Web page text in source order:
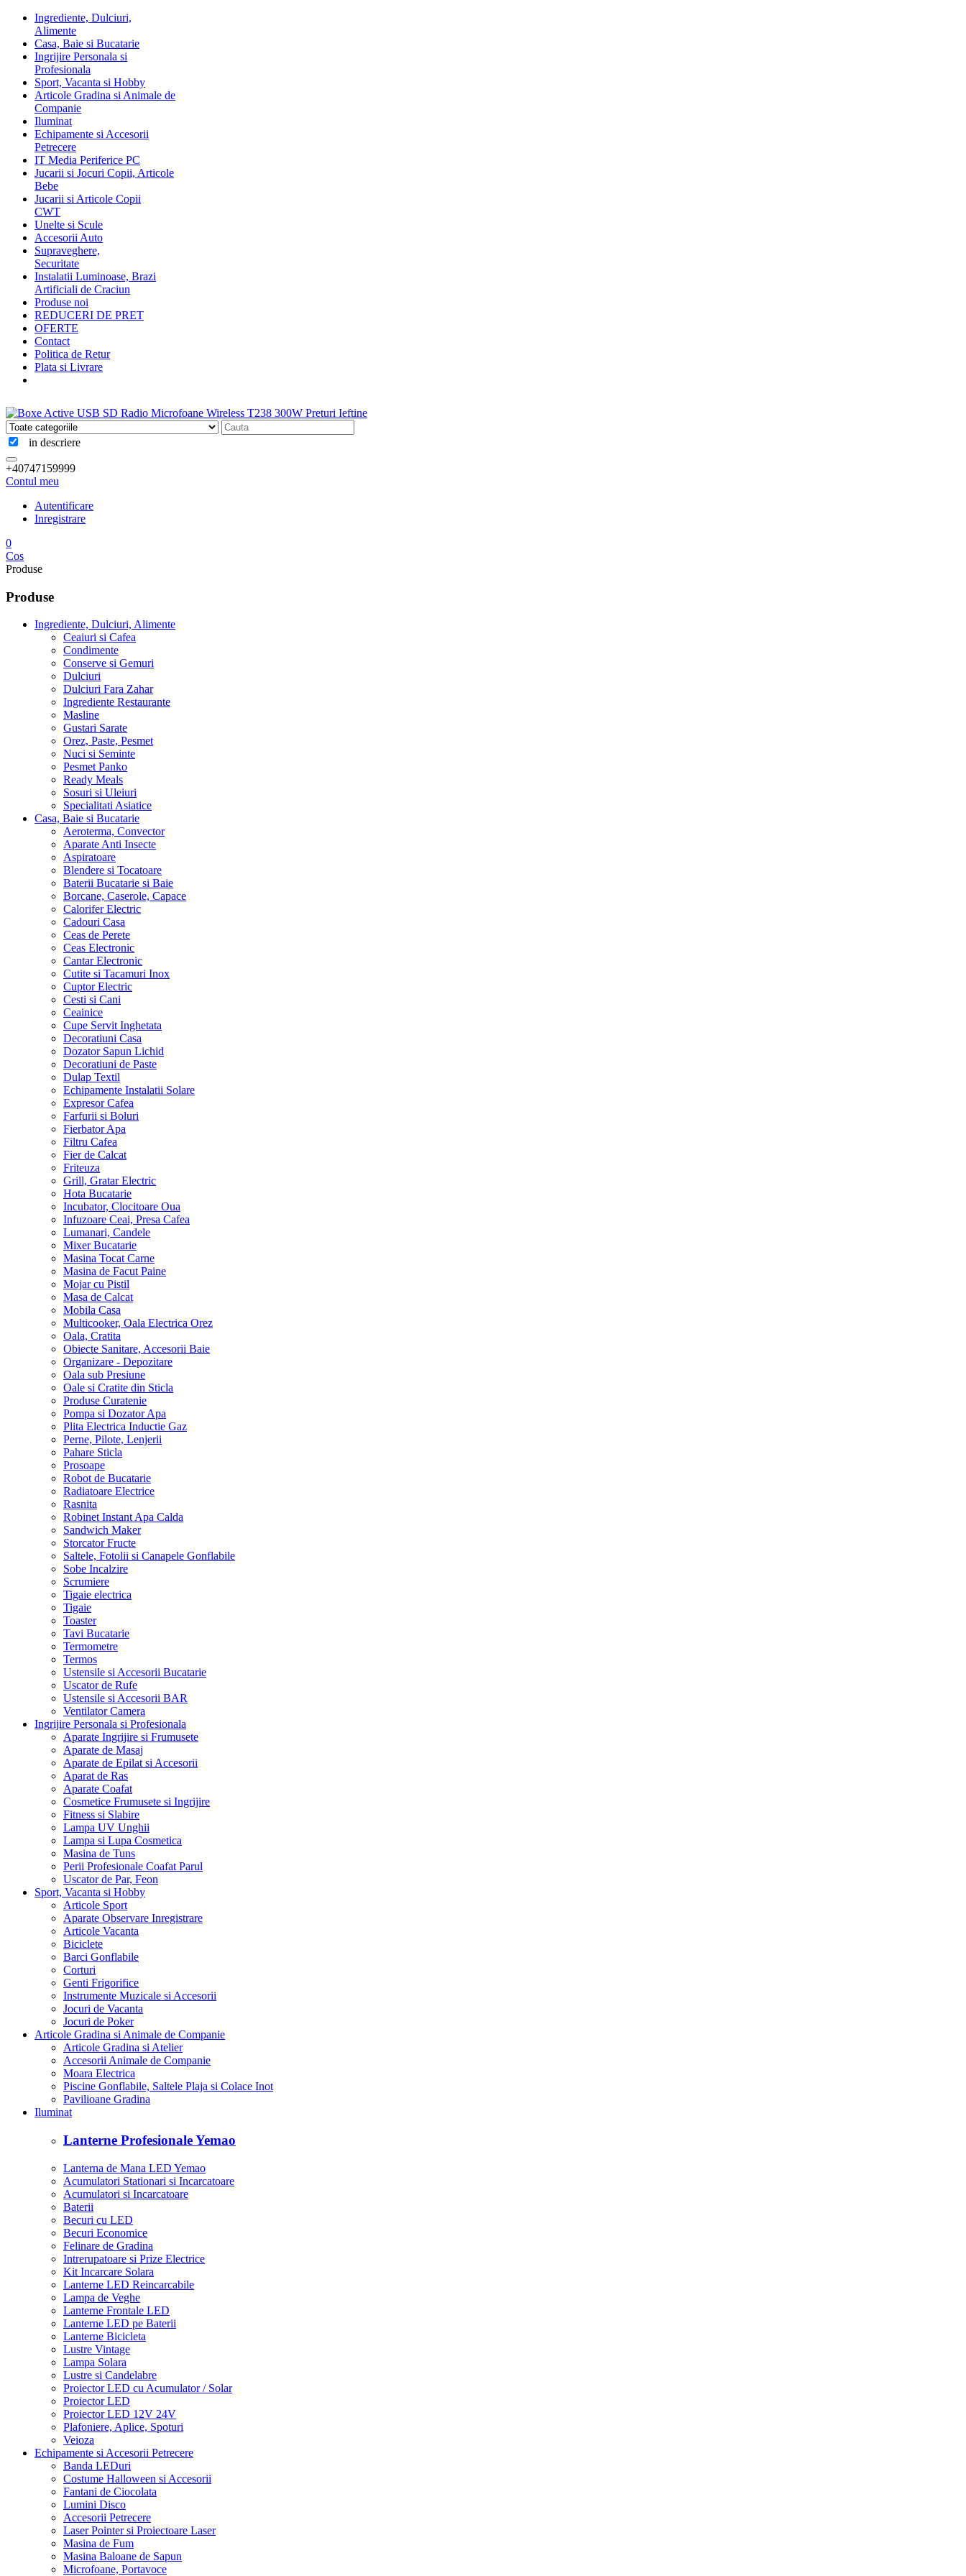
Ingrediente, Dulciuri,
Alimente
Casa, Baie si Bucatarie
Ingrijire Personala si
Profesionala
Sport, Vacanta si Hobby
Articole Gradina si Animale de
Companie
Iluminat
Echipamente si Accesorii
Petrecere
IT Media Periferice PC
Jucarii si Jocuri Copii, Articole
Bebe
Jucarii si Articole Copii
CWT
Unelte si Scule
Accesorii Auto
Supraveghere,
Securitate
Instalatii Luminoase, Brazi
Artificiali de Craciun
Produse noi
REDUCERI DE PRET
OFERTE
Contact
Politica de Retur
Plata si Livrare
in descriere
+40747159999
Contul meu
Autentificare
Inregistrare
0
Cos
Produse
Produse
Ingrediente, Dulciuri, Alimente
Ceaiuri si Cafea
Condimente
Conserve si Gemuri
Dulciuri
Dulciuri Fara Zahar
Ingrediente Restaurante
Masline
Gustari Sarate
Orez, Paste, Pesmet
Nuci si Seminte
Pesmet Panko
Ready Meals
Sosuri si Uleiuri
Specialitati Asiatice
Casa, Baie si Bucatarie
Aeroterma, Convector
Aparate Anti Insecte
Aspiratoare
Blendere si Tocatoare
Baterii Bucatarie si Baie
Borcane, Caserole, Capace
Calorifer Electric
Cadouri Casa
Ceas de Perete
Ceas Electronic
Cantar Electronic
Cutite si Tacamuri Inox
Cuptor Electric
Cesti si Cani
Ceainice
Cupe Servit Inghetata
Decoratiuni Casa
Dozator Sapun Lichid
Decoratiuni de Paste
Dulap Textil
Echipamente Instalatii Solare
Expresor Cafea
Farfurii si Boluri
Fierbator Apa
Filtru Cafea
Fier de Calcat
Friteuza
Grill, Gratar Electric
Hota Bucatarie
Incubator, Clocitoare Oua
Infuzoare Ceai, Presa Cafea
Lumanari, Candele
Mixer Bucatarie
Masina Tocat Carne
Masina de Facut Paine
Mojar cu Pistil
Masa de Calcat
Mobila Casa
Multicooker, Oala Electrica Orez
Oala, Cratita
Obiecte Sanitare, Accesorii Baie
Organizare - Depozitare
Oala sub Presiune
Oale si Cratite din Sticla
Produse Curatenie
Pompa si Dozator Apa
Plita Electrica Inductie Gaz
Perne, Pilote, Lenjerii
Pahare Sticla
Prosoape
Robot de Bucatarie
Radiatoare Electrice
Rasnita
Robinet Instant Apa Calda
Sandwich Maker
Storcator Fructe
Saltele, Fotolii si Canapele Gonflabile
Sobe Incalzire
Scrumiere
Tigaie electrica
Tigaie
Toaster
Tavi Bucatarie
Termometre
Termos
Ustensile si Accesorii Bucatarie
Uscator de Rufe
Ustensile si Accesorii BAR
Ventilator Camera
Ingrijire Personala si Profesionala
Aparate Ingrijire si Frumusete
Aparate de Masaj
Aparate de Epilat si Accesorii
Aparat de Ras
Aparate Coafat
Cosmetice Frumusete si Ingrijire
Fitness si Slabire
Lampa UV Unghii
Lampa si Lupa Cosmetica
Masina de Tuns
Perii Profesionale Coafat Parul
Uscator de Par, Feon
Sport, Vacanta si Hobby
Articole Sport
Aparate Observare Inregistrare
Articole Vacanta
Biciclete
Barci Gonflabile
Corturi
Genti Frigorifice
Instrumente Muzicale si Accesorii
Jocuri de Vacanta
Jocuri de Poker
Articole Gradina si Animale de Companie
Articole Gradina si Atelier
Accesorii Animale de Companie
Moara Electrica
Piscine Gonflabile, Saltele Plaja si Colace Inot
Pavilioane Gradina
Iluminat
Lanterne Profesionale Yemao
Lanterna de Mana LED Yemao
Acumulatori Stationari si Incarcatoare
Acumulatori si Incarcatoare
Baterii
Becuri cu LED
Becuri Economice
Felinare de Gradina
Intrerupatoare si Prize Electrice
Kit Incarcare Solara
Lanterne LED Reincarcabile
Lampa de Veghe
Lanterne Frontale LED
Lanterne LED pe Baterii
Lanterne Bicicleta
Lustre Vintage
Lampa Solara
Lustre si Candelabre
Proiector LED cu Acumulator / Solar
Proiector LED
Proiector LED 12V 24V
Plafoniere, Aplice, Spoturi
Veioza
Echipamente si Accesorii Petrecere
Banda LEDuri
Costume Halloween si Accesorii
Fantani de Ciocolata
Lumini Disco
Accesorii Petrecere
Laser Pointer si Proiectoare Laser
Masina de Fum
Masina Baloane de Sapun
Microfoane, Portavoce